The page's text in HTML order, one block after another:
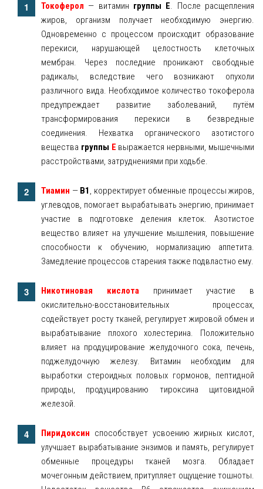
Токоферол — витамин группы E. После расщепления
жиров, организм получает необходимую энергию.
Одновременно с процессом происходит образование
перекиси, нарушающей целостность клеточных
мембран. Через последние проникают свободные
радикалы, вследствие чего возникают опухоли
различного вида. Необходимое количество токоферола
предупреждает развитие заболеваний, путём
трансформирования перекиси в безвредные
соединения. Нехватка органического азотистого
вещества группы E выражается нервными, мышечными
расстройствами, затруднениями при ходьбе.
Тиамин — B1 , корректирует обменные процессы жиров,
углеводов, помогает вырабатывать энергию, принимает
участие в подготовке деления клеток. Азотистое
вещество влияет на улучшение мышления, повышение
способности к обучению, нормализацию аппетита.
Замедление процессов старения также подвластно ему.
Никотиновая кислотапринимает участие в
окислительно-восстановительных процессах,
содействует росту тканей, регулирует жировой обмен и
вырабатывание плохого холестерина. Положительно
влияет на продуцирование желудочного сока, печень,
поджелудочную железу. Витамин необходим для
выработки стероидных половых гормонов, пептидной
природы, продуцированию тироксина щитовидной
железой.
Пиридоксин способствует усвоению жирных кислот,
улучшает вырабатывание энзимов и память, регулирует
обменные процедуры тканей мозга. Обладает
мочегонным действием, притупляет ощущение тошноты.